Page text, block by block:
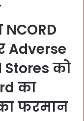
Adverse
को
का
फरमान